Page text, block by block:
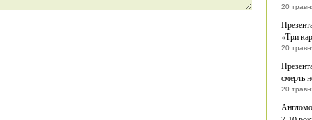
20
«Три
20
смерть
20